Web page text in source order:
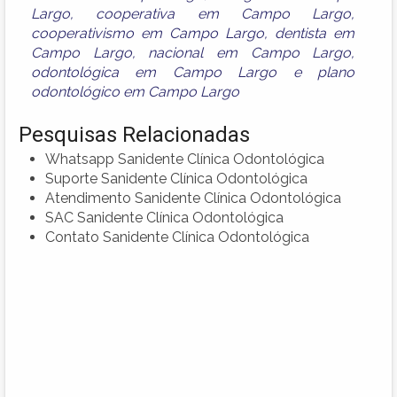
Largo, cooperativa em Campo Largo,
cooperativismo em Campo Largo, dentista em
Campo Largo, nacional em Campo Largo,
odontológica em Campo Largo e plano
odontológico em Campo Largo
Pesquisas Relacionadas
Whatsapp Sanidente Clínica Odontológica
Suporte Sanidente Clínica Odontológica
Atendimento Sanidente Clínica Odontológica
SAC Sanidente Clínica Odontológica
Contato Sanidente Clínica Odontológica